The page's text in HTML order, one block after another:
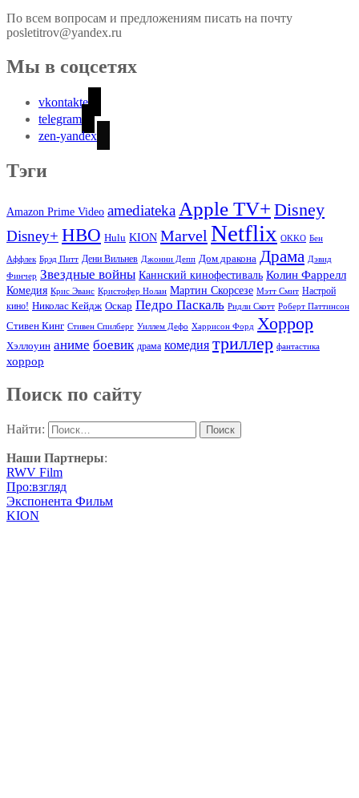
По всем вопросам и предложениям писать на почту
posletitrov@yandex.ru
Мы в соцсетях
vkontakte
telegram
zen-yandex
Тэги
Amazon Prime Video amediateka Apple TV+ Disney
Disney+ HBO Hulu KION Marvel Netflix OKKO Бен
Аффлек Брэд Питт Дени Вильнев Джонни Депп Дом дракона Драма Дэвид
Финчер Звездные войны Каннский кинофестиваль Колин Фаррелл
Комедия Крис Эванс Кристофер Нолан Мартин Скорсезе Мэтт Смит Настрой
кино! Николас Кейдж Оскар Педро Паскаль Ридли Скотт Роберт Паттинсон
Стивен Кинг Стивен Спилберг Уиллем Дефо Харрисон Форд Хоррор
Хэллоуин аниме боевик драма комедия триллер фантастика
хоррор
Поиск по сайту
Найти:
Наши Партнеры:
RWV Film
Про:взгляд
Экспонента Фильм
KION